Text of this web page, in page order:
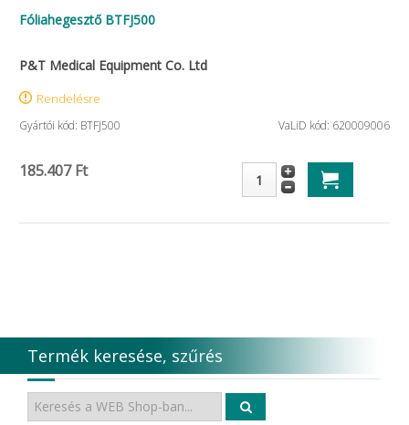
Fóliahegesztő BTFJ500
P&T Medical Equipment Co. Ltd
Rendelésre
Gyártói kód: BTFJ500 VaLiD kód: 620009006
185.407 Ft
Termék keresése, szűrés